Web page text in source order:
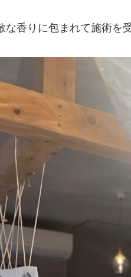
な香りに包まれて施術を